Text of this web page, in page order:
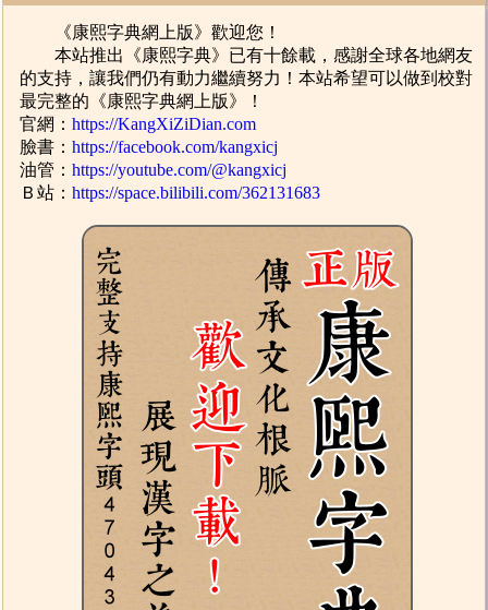
《康熙字典網上版》歡迎您！
本站推出《康熙字典》已有十餘載，感謝全球各地網友
的支持，讓我們仍有動力繼續努力！本站希望可以做到校對
最完整的《康熙字典網上版》！
官網：https://KangXiZiDian.com
臉書：https://facebook.com/kangxicj
油管：https://youtube.com/@kangxicj
Ｂ站：https://space.bilibili.com/362131683